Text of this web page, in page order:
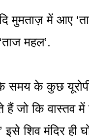
मुमताज़ में आए
महल’.
समय के कुछ
हैं जो कि वास्तव
इसे शिव मंदिर